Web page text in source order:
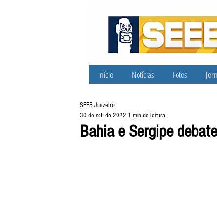
Início Notícias Fotos
Bahia e Sergipe
SEEB Juazeiro
30 de set. de 2022 1 min de leitura